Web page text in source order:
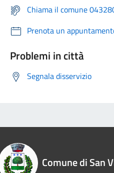
Chiama il comune
Prenota un
Problemi in città
Segnala disservizio
Comune di San